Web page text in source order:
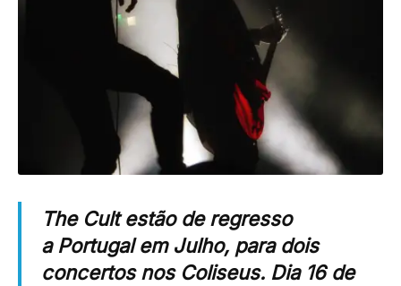
The Cult estão de regresso
a Portugal em Julho, para dois
concertos nos Coliseus. Dia 16 de